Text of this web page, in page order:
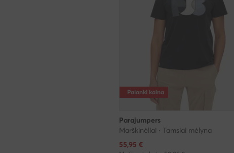
Palanki kaina
Parajumpers
Marškinėliai · Tamsiai mėlyna
Dabartinė kaina
55,95 €